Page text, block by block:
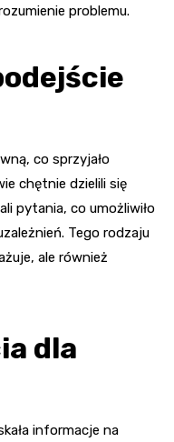
problemu.
co sprzyjało
chętnie dzielili się
pytania, co umożliwiło
Tego rodzaju
ale również
dla
informacje na